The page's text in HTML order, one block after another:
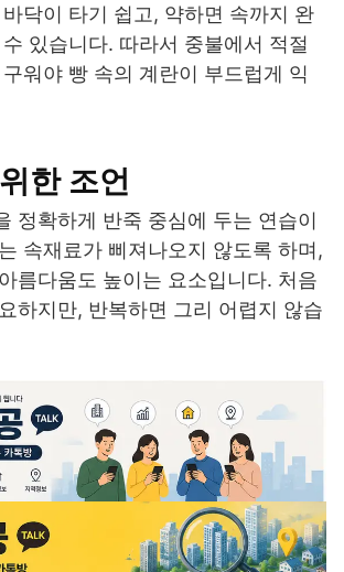
닥이 타기 쉽고, 약하면 속까지 완
있습니다. 따라서 중불에서 적절
워야 빵 속의 계란이 부드럽게 익
한 조언
정확하게 반죽 중심에 두는 연습이
속재료가 삐져나오지 않도록 하며,
름다움도 높이는 요소입니다. 처음
하지만, 반복하면 그리 어렵지 않습